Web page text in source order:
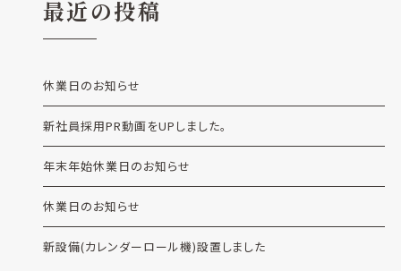
最近の投稿
休業日のお知らせ
新社員採用PR動画をUPしました。
年末年始休業日のお知らせ
休業日のお知らせ
新設備(カレンダーロール機)設置しました